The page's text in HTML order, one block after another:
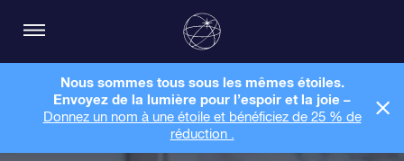
Nous sommes tous sous les mêmes étoiles.
Envoyez de la lumière pour l’espoir et la joie –
Donnez un nom à une étoile et bénéficiez de 25 % de
réduction .